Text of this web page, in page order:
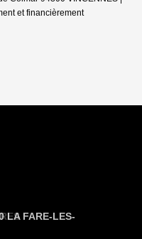
et financièrement
LA FARE-LES-